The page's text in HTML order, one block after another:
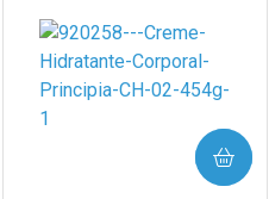
Laboratório
Por Menos
COMPRAR